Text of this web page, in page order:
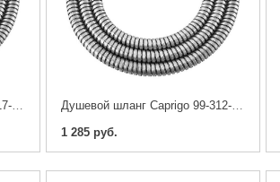
Душевой шланг Caprigo 99-317-crm 170 см
Душевой шланг Caprigo 99-312-crm 120 см
1 285 руб.